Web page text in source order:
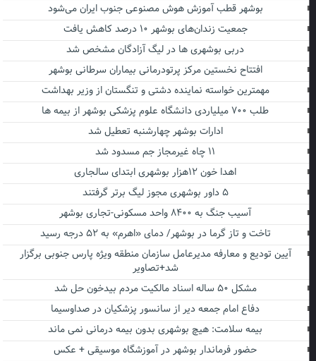
بوشهر قطب آموزش هوش مصنوعی جنوب ایران می‌شود
جمعیت زندان‌های بوشهر ۱۰ درصد کاهش یافت
دربی بوشهری ها در لیگ آزادگان مشخص شد
افتتاح نخستین مرکز پرتودرمانی بیماران سرطانی بوشهر
مهمترین خواسته نماینده دشتی و تنگستان از وزیر بهداشت
طلب ۷۰۰ میلیاردی دانشگاه علوم پزشکی بوشهر از بیمه ها
ادارات بوشهر چهارشنبه تعطیل شد
اهدا خون ۱۲هزار بوشهری ابتدای سالجاری
آسیب جنگ به ۸۴۰۰ واحد مسکونی-تجاری بوشهر
تاخت و تاز گرما در بوشهر/ دمای «اهرم» به ۵۲ درجه رسید
آیین تودیع و معارفه مدیرعامل سازمان منطقه ویژه پارس جنوبی برگزار
شد+تصاویر
مشکل ۵۰ ساله اسناد مالکیت مردم بیدخون حل شد
دفاع امام جمعه دیر از سانسور پزشکیان در صداوسیما
بیمه سلامت: هیچ بوشهری بدون بیمه درمانی نمی ماند
حضور فرماندار بوشهر در آموزشگاه موسیقی + عکس